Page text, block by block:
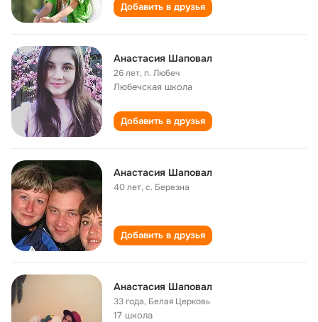
Добавить в друзья
Анастасия Шаповал
26 лет,п. Любеч
Любечская школа
Добавить в друзья
Анастасия Шаповал
40 лет,с. Березна
Добавить в друзья
Анастасия Шаповал
33 года, Белая Церковь
17 школа